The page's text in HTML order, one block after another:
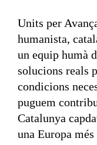
Units per
humanista,
un equip humà
solucions reals
condicions
puguem
Catalunya
una Europa